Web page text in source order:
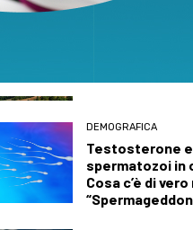
Un’altra
incendi di
Toscana al
DEMOGRAFICA
Testosterone e
spermatozoi in
Cosa c’è di